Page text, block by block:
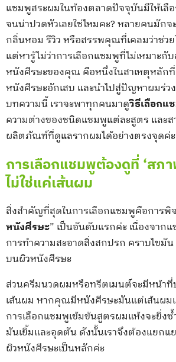
แชมพูสระผมในท้องตลาดปัจจุบันมีให้เลื
จนน่าปวดหัวเลยใช่ไหมคะ? หลายคนมัก
กลิ่นหอม รีวิว หรือสรรพคุณที่เคลมว่าช่วย
แต่หารู้ไม่ว่าการเลือกแชมพูที่ไม่เหมาะกั
หนังศีรษะของคุณ คือหนึ่งในสาเหตุหลัก
หนังศีรษะอักเสบ และนำไปสู่ปัญหาผมร่ว
บทความนี้ เราจะพาทุกคนมาดูวิธีเลือกแ
ความต่างของชนิดแชมพูแต่ละสูตร และส
ผลิตภัณฑ์ที่ดูแลรากผมได้อย่างตรงจุดค่ะ
การเลือกแชมพูต้องดูที่ ‘สภ
ไม่ใช่แค่เส้นผม
สิ่งสำคัญที่สุดในการเลือกแชมพูคือการพิ
หนังศีรษะ” เป็นอันดับแรกค่ะ เนื่องจาก
การทำความสะอาดสิ่งสกปรก คราบไขมั
บนผิวหนังศีรษะ
ส่วนครีมนวดผมหรือทรีตเมนต์จะมีหน้าที่
เส้นผม หากคุณมีหนังศีรษะมันแต่เส้นผม
การเลือกแชมพูเข้มข้นสูตรผมแห้งจะยิ่ง
มันเยิ้มและอุดตัน ดังนั้นเราจึงต้องแยกแ
ผิวหนังศีรษะเป็นหลักค่ะ